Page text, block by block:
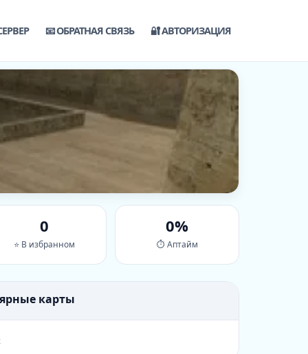
📧 ОБРАТНАЯ СВЯЗЬ 🔐 АВТОРИЗАЦИЯ
0
⭐ В избранном
0%
⏱ Аптайм
карты